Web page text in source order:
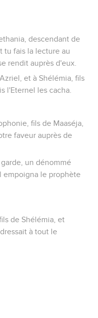
descendant de
tu fais la lecture au
rendit auprès d'eux.
et à Shélémia, fils
l'Eternel les cacha.
fils de Maaséja,
faveur auprès de
un dénommé
empoigna le prophète
de Shélémia, et
à tout le